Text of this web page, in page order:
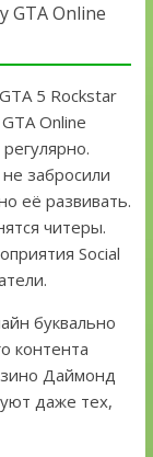
GTA Online
5 Rockstar
Online
забросили
её развивать.
читеры.
Social
буквально
контента
Даймонд
даже тех,